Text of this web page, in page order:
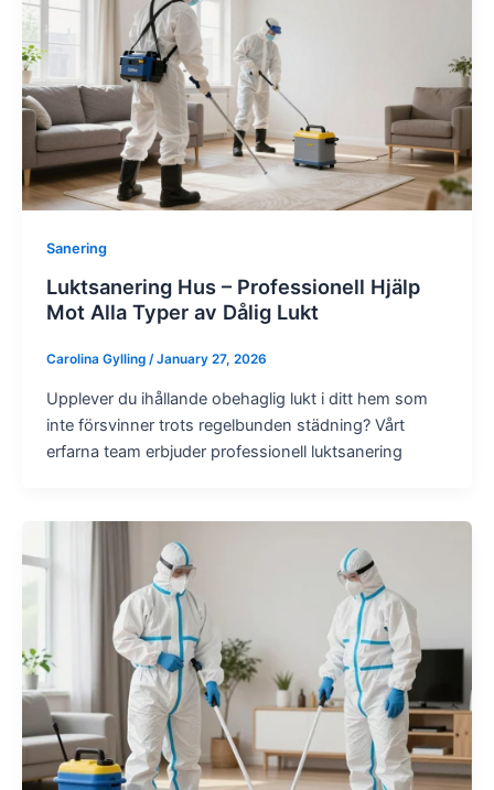
Sanering
Luktsanering Hus – Professionell Hjälp
Mot Alla Typer av Dålig Lukt
Carolina Gylling /January 27, 2026
Upplever du ihållande obehaglig lukt i ditt hem som
inte försvinner trots regelbunden städning? Vårt
erfarna team erbjuder professionell luktsanering